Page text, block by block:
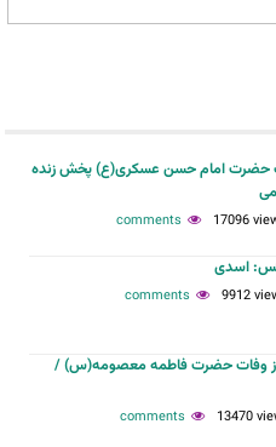
حضرت امام حسن عسکری(ع) پخش زنده
17096
اسدی
9912
وفات حضرت فاطمه معصومه(س) /
13470